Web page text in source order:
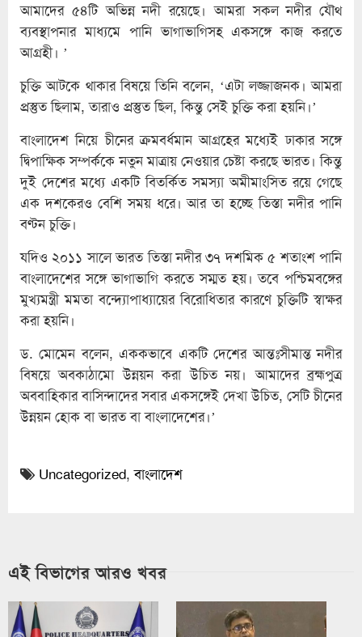
আমাদের ৫৪টি অভিন্ন নদী রয়েছে। আমরা সকল নদীর যৌথ
ব্যবস্থাপনার মাধ্যমে পানি ভাগাভাগিসহ একসঙ্গে কাজ করতে
আগ্রহী। ’
চুক্তি আটকে থাকার বিষয়ে তিনি বলেন, ‘এটা লজ্জাজনক। আমরা
প্রস্তুত ছিলাম, তারাও প্রস্তুত ছিল, কিন্তু সেই চুক্তি করা হয়নি।’
বাংলাদেশ নিয়ে চীনের ক্রমবর্ধমান আগ্রহের মধ্যেই ঢাকার সঙ্গে
দ্বিপাক্ষিক সম্পর্ককে নতুন মাত্রায় নেওয়ার চেষ্টা করছে ভারত। কিন্তু
দুই দেশের মধ্যে একটি বিতর্কিত সমস্যা অমীমাংসিত রয়ে গেছে
এক দশকেরও বেশি সময় ধরে। আর তা হচ্ছে তিস্তা নদীর পানি
বণ্টন চুক্তি।
যদিও ২০১১ সালে ভারত তিস্তা নদীর ৩৭ দশমিক ৫ শতাংশ পানি
বাংলাদেশের সঙ্গে ভাগাভাগি করতে সম্মত হয়। তবে পশ্চিমবঙ্গের
মুখ্যমন্ত্রী মমতা বন্দ্যোপাধ্যায়ের বিরোধিতার কারণে চুক্তিটি স্বাক্ষর
করা হয়নি।
ড. মোমেন বলেন, এককভাবে একটি দেশের আন্তঃসীমান্ত নদীর
বিষয়ে অবকাঠামো উন্নয়ন করা উচিত নয়। আমাদের ব্রহ্মপুত্র
অববাহিকার বাসিন্দাদের সবার একসঙ্গেই দেখা উচিত, সেটি চীনের
উন্নয়ন হোক বা ভারত বা বাংলাদেশের।’
Uncategorized,বাংলাদেশ
এই বিভাগের আরও খবর